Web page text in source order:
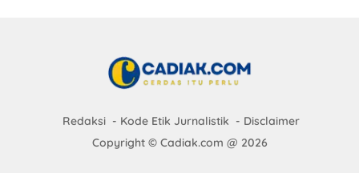
Redaksi Kode Etik Jurnalistik
Disclaimer
Copyright © Cadiak.com @ 2026